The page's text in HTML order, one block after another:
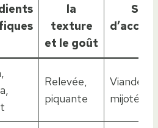
la
texture
et le goût
Relevée,
piquante
Viandes
mijotés